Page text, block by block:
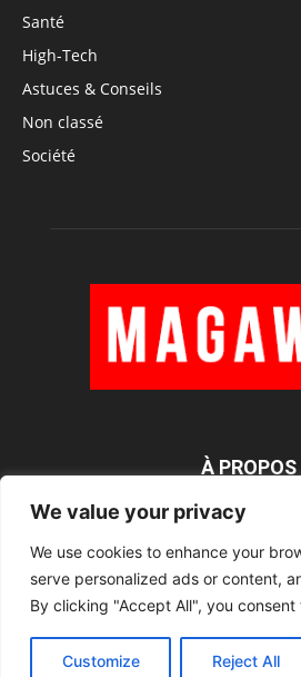
We value your privacy
We use cookies to enhance your
serve personalized ads or content,
By clicking "Accept All", you
Customize Reject All
Santé
High-Tech
Astuces & Conseils
Non classé
Société
À PROPOS
SUIVEZ
Rédaction Contact RSS